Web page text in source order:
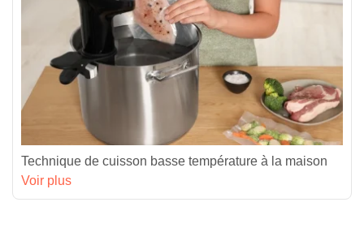
Technique de cuisson basse température à la maison
Voir plus